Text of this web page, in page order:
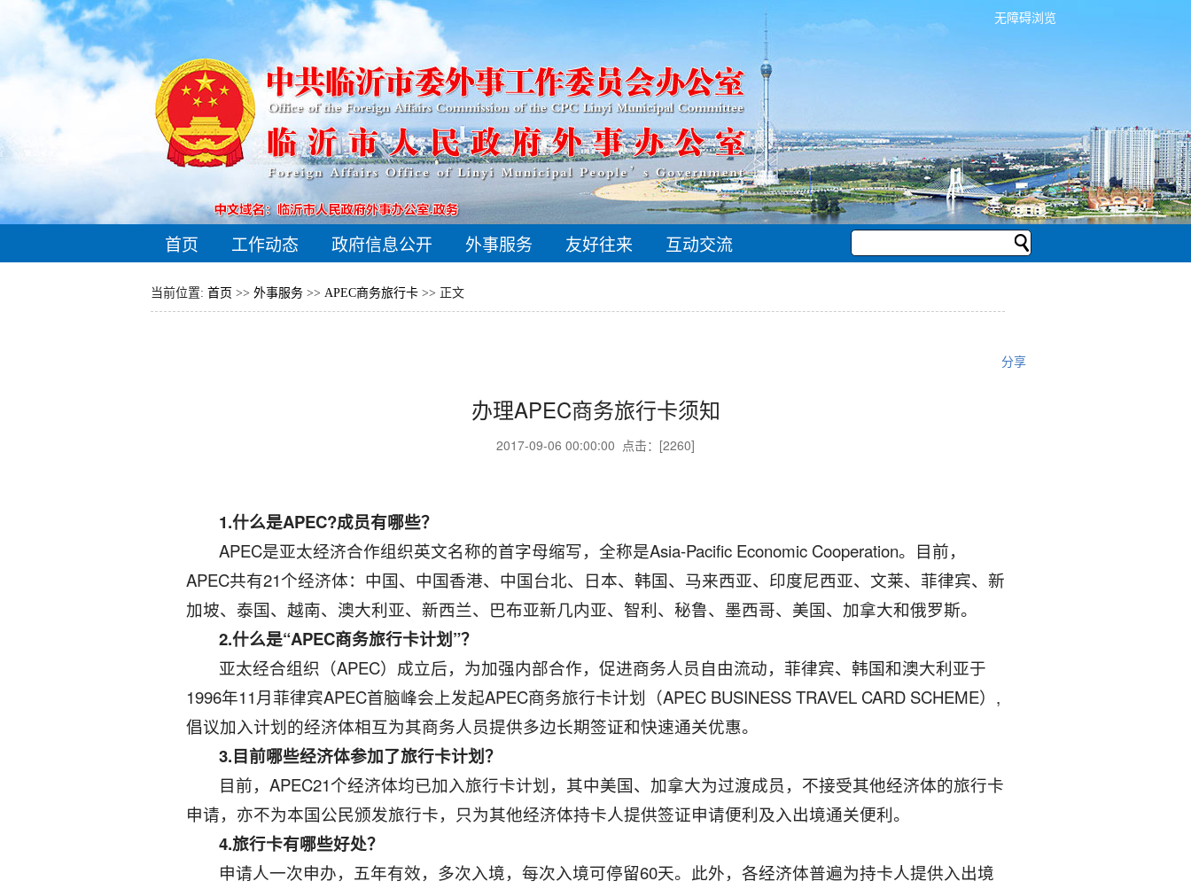
首页 工作动态 政府信息公开 外事服务 友好往来 互动交流
当前位置: 首页 >> 外事服务 >> APEC商务旅行卡 >> 正文
无障碍浏览
分享
办理APEC商务旅行卡须知
2017-09-06 00:00:00 点击：[2260]
1.什么是APEC?成员有哪些？
APEC是亚太经济合作组织英文名称的首字母缩写，全称是Asia-Pacific Economic Cooperation。目前，
APEC共有21个经济体：中国、中国香港、中国台北、日本、韩国、马来西亚、印度尼西亚、文莱、菲律宾、新
加坡、泰国、越南、澳大利亚、新西兰、巴布亚新几内亚、智利、秘鲁、墨西哥、美国、加拿大和俄罗斯。
2.什么是“APEC商务旅行卡计划”？
亚太经合组织（APEC）成立后，为加强内部合作，促进商务人员自由流动，菲律宾、韩国和澳大利亚于
1996年11月菲律宾APEC首脑峰会上发起APEC商务旅行卡计划（APEC BUSINESS TRAVEL CARD SCHEME）,
倡议加入计划的经济体相互为其商务人员提供多边长期签证和快速通关优惠。
3.目前哪些经济体参加了旅行卡计划？
目前，APEC21个经济体均已加入旅行卡计划，其中美国、加拿大为过渡成员，不接受其他经济体的旅行卡
申请，亦不为本国公民颁发旅行卡，只为其他经济体持卡人提供签证申请便利及入出境通关便利。
4.旅行卡有哪些好处？
申请人一次申办，五年有效，多次入境，每次入境可停留60天。此外，各经济体普遍为持卡人提供入出境